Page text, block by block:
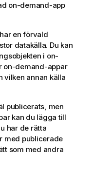
on-demand-app
en förvald
datakälla. Du kan
i on-
on-demand-appar
vilken annan källa
publicerats, men
kan du lägga till
har de rätta
med publicerade
som med andra